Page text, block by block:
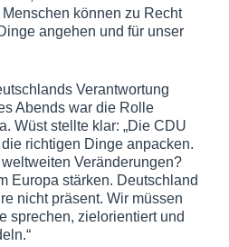
können zu Recht
angehen und für unser
Verantwortung
Abends war die Rolle
Wüst stellte klar: „Die CDU
richtigen Dinge anpacken.
Veränderungen?
Europa stärken. Deutschland
nicht präsent. Wir müssen
sprechen, zielorientiert und